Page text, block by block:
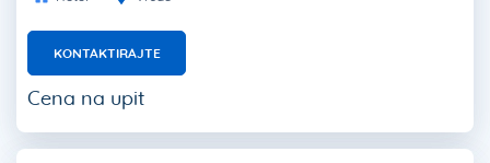
KONTAKTIRAJTE
Cena na upit